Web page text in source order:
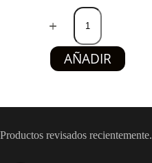
Arroz
blanco
de
grano
largo
PATEKO
/
lb)
cantidad
AÑADIR
Productos revisados recientemente.